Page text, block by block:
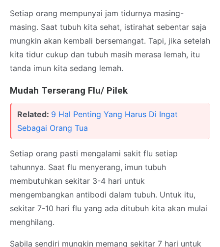
Setiap orang mempunyai jam tidurnya masing-
masing. Saat tubuh kita sehat, istirahat sebentar saja
mungkin akan kembali bersemangat. Tapi, jika setelah
kita tidur cukup dan tubuh masih merasa lemah, itu
tanda imun kita sedang lemah.
Mudah Terserang Flu/ Pilek
Related: 9 Hal Penting Yang Harus Di Ingat
Sebagai Orang Tua
Setiap orang pasti mengalami sakit flu setiap
tahunnya. Saat flu menyerang, imun tubuh
membutuhkan sekitar 3-4 hari untuk
mengembangkan antibodi dalam tubuh. Untuk itu,
sekitar 7-10 hari flu yang ada ditubuh kita akan mulai
menghilang.
Sabila sendiri mungkin memang sekitar 7 hari untuk